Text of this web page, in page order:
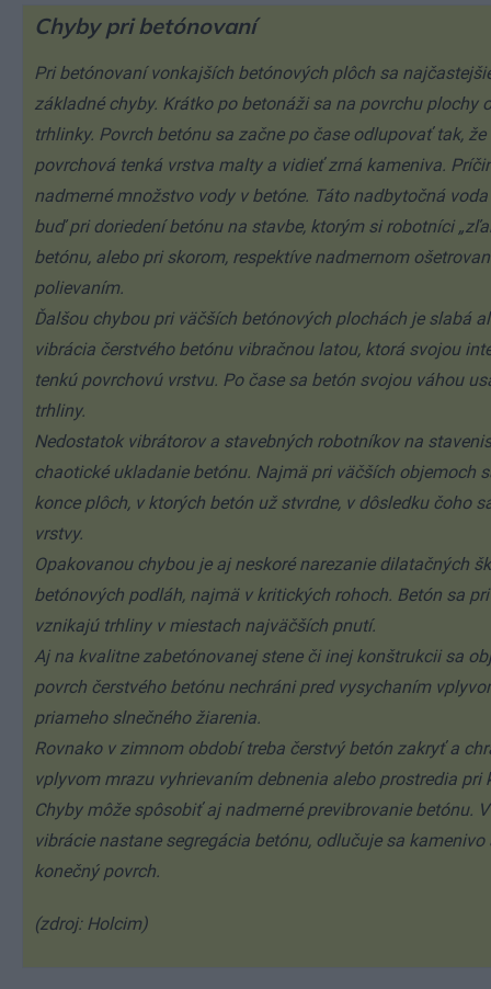
Chyby pri betónovaní
Pri betónovaní vonkajších betónových plôch sa
základné chyby. Krátko po betonáži sa na povrchu plochy
trhlinky. Povrch betónu sa začne po čase odlupovať tak,
povrchová tenká vrstva malty a vidieť zrná kameniva.
nadmerné množstvo vody v betóne. Táto nadbytočná
buď pri doriedení betónu na stavbe, ktorým si robotníci
betónu, alebo pri skorom, respektíve nadmernom
polievaním.
Ďalšou chybou pri väčších betónových plochách je slabá
vibrácia čerstvého betónu vibračnou latou, ktorá svojou
tenkú povrchovú vrstvu. Po čase sa betón svojou váhou
trhliny.
Nedostatok vibrátorov a stavebných robotníkov na
chaotické ukladanie betónu. Najmä pri väčších objemoch
konce plôch, v ktorých betón už stvrdne, v dôsledku čoho
vrstvy.
Opakovanou chybou je aj neskoré narezanie dilatačných
betónových podláh, najmä v kritických rohoch. Betón sa
vznikajú trhliny v miestach najväčších pnutí.
Aj na kvalitne zabetónovanej stene či inej konštrukcii sa
povrch čerstvého betónu nechráni pred vysychaním
priameho slnečného žiarenia.
Rovnako v zimnom období treba čerstvý betón zakryť a
vplyvom mrazu vyhrievaním debnenia alebo prostredia pri
Chyby môže spôsobiť aj nadmerné previbrovanie betónu.
vibrácie nastane segregácia betónu, odlučuje sa
konečný povrch.
(zdroj: Holcim)